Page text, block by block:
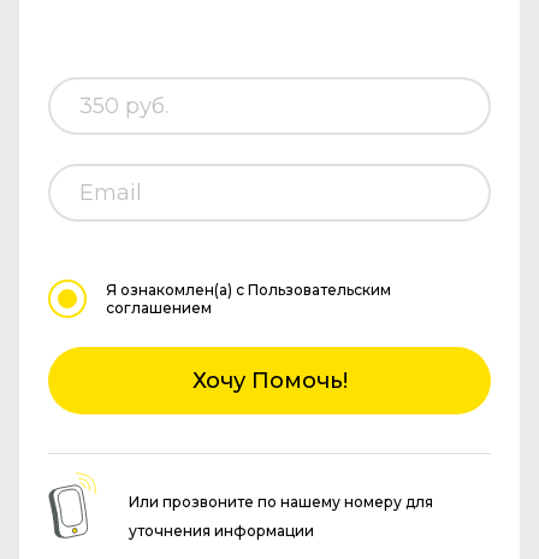
Я ознакомлен(а) с Пользовательским
соглашением
Хочу Помочь!
Или прозвоните по нашему номеру для
уточнения информации